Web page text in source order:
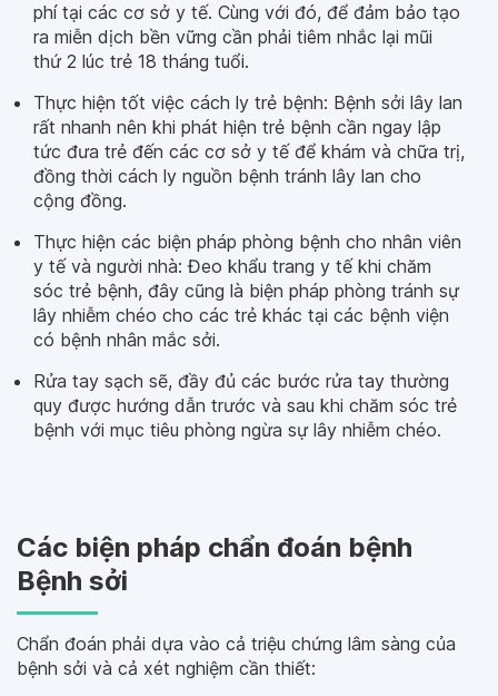
phí tại các cơ sở y tế. Cùng với đó, để đảm bảo tạo
ra miễn dịch bền vững cần phải tiêm nhắc lại mũi
thứ 2 lúc trẻ 18 tháng tuổi.
Thực hiện tốt việc cách ly trẻ bệnh: Bệnh sởi lây lan
rất nhanh nên khi phát hiện trẻ bệnh cần ngay lập
tức đưa trẻ đến các cơ sở y tế để khám và chữa trị,
đồng thời cách ly nguồn bệnh tránh lây lan cho
cộng đồng.
Thực hiện các biện pháp phòng bệnh cho nhân viên
y tế và người nhà: Đeo khẩu trang y tế khi chăm
sóc trẻ bệnh, đây cũng là biện pháp phòng tránh sự
lây nhiễm chéo cho các trẻ khác tại các bệnh viện
có bệnh nhân mắc sởi.
Rửa tay sạch sẽ, đầy đủ các bước rửa tay thường
quy được hướng dẫn trước và sau khi chăm sóc trẻ
bệnh với mục tiêu phòng ngừa sự lây nhiễm chéo.
Các biện pháp chẩn đoán bệnh
Bệnh sởi
Chẩn đoán phải dựa vào cả triệu chứng lâm sàng của
bệnh sởi và cả xét nghiệm cần thiết: